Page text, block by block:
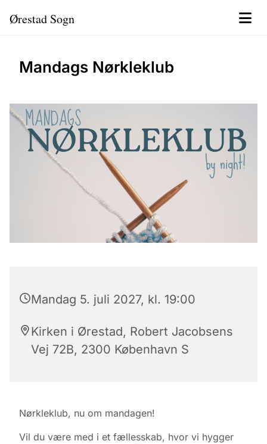
Ørestad Sogn
Mandags Nørkleklub
Mandag 5. juli 2027, kl. 19:00
Kirken i Ørestad, Robert Jacobsens
Vej 72B, 2300 København S
Nørkleklub, nu om mandagen!
Vil du være med i et fællesskab, hvor vi hygger